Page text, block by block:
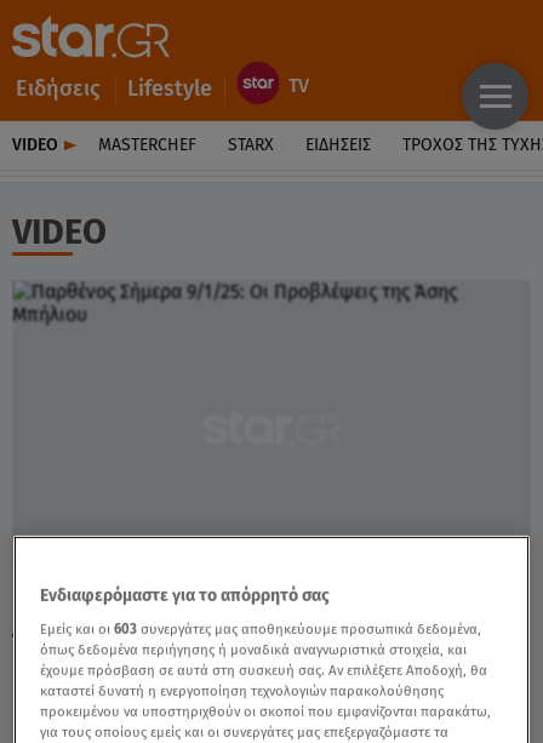
Ειδήσεις Lifestyle
VIDEO MASTERCHEF STARX ΕΙΔΉΣΕΙΣ ΤΡΟΧΌΣ ΤΗΣ
VIDEO
Παρθένος Σήμερα 9/1/25: Οι Προβλέψεις
της Άσης Μπήλιου - Video
Ενδιαφερόμαστε για το απόρρητό σας
Εμείς και οι603 συνεργάτες μας αποθηκεύουμε προσωπικά δεδομένα,
όπως δεδομένα περιήγησης ή μοναδικά αναγνωριστικά στοιχεία, και
έχουμε πρόσβαση σε αυτά στη συσκευή σας. Αν επιλέξετε Αποδοχή, θα
καταστεί δυνατή η ενεργοποίηση τεχνολογιών παρακολούθησης
προκειμένου να υποστηριχθούν οι σκοποί που εμφανίζονται παρακάτω,
για τους οποίους εμείς και οι συνεργάτες μας επεξεργαζόμαστε τα